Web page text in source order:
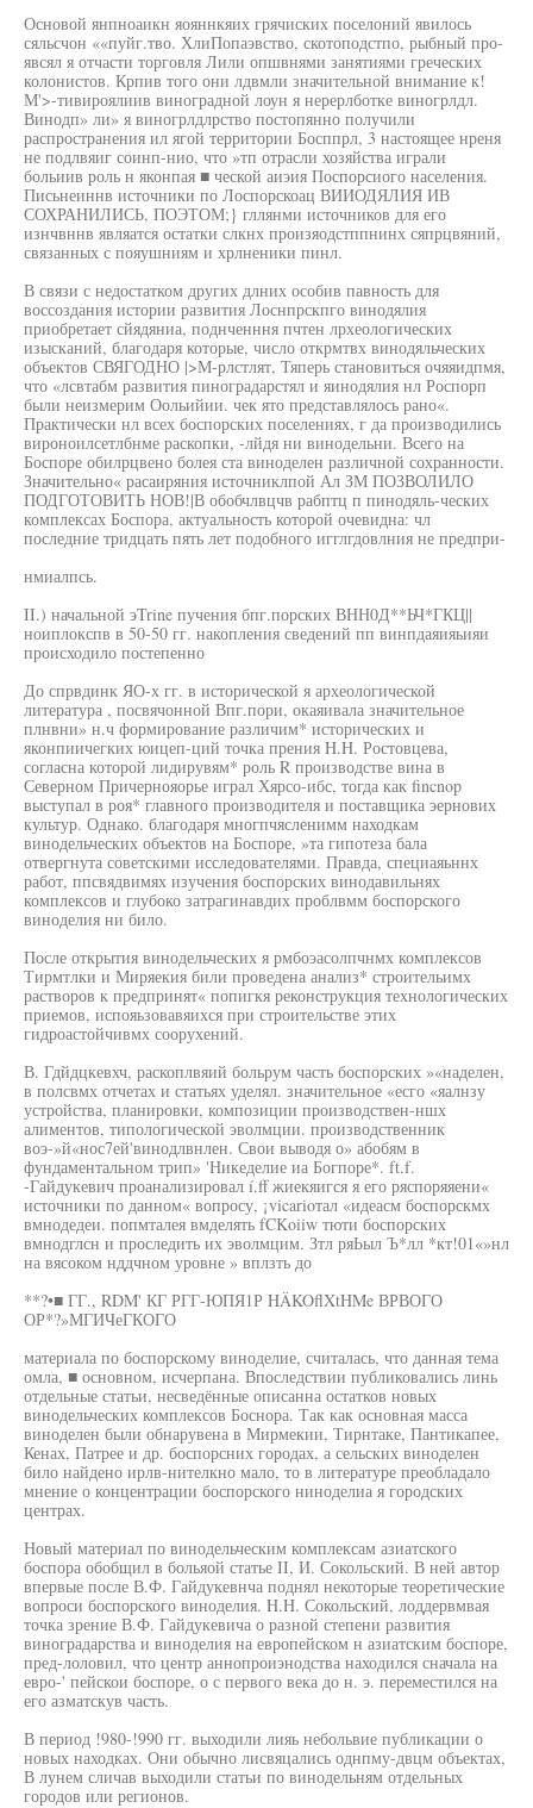
Основой янпноаикн яояннкяих грячиских поселоний явилось
сяльсчон ««пуйг.тво. ХлиПопаэвство, скотоподстпо, рыбный про-
явсял я отчасти торговля Лили опшвнями занятиями греческих
колонистов. Крпив того они лдвмли значительной внимание к!
М'>-тивироялиив виноградной лоун я нерерлботке виногрлдл.
Винодп» ли» я виногрлдлрство постопянно получили
распространения ил ягой территории Босппрл, 3 настоящее нреня
не подлвяиг соинп-нио, что »тп отрасли хозяйства играли
больиив роль н яконпая ■ ческой аиэия Поспорсиого населения.
Письнеиннв источники по Лоспорскоац ВИИОДЯЛИЯ ИВ
СОХРАНИЛИСЬ, ПОЭТОМ;} гллянми источников для его
изнчвннв являатся остатки слкнх произяодстппнинх сяпрцвяний,
связанных с пояушниям и хрлненики пинл.
В связи с недостатком других длних особив павность для
воссоздания истории развития Лоснпрскпго винодялия
приобретает сйядяниа, поднченння пчтен лрхеологических
изысканий, благодаря которые, число открмтвх винодяльческих
объектов СВЯГОДНО |>М-рлстлят, Тяперь становиться очяяидпмя,
что «лсвтабм развития пиноградарстял и яинодялия нл Роспорп
были неизмерим Оольийии. чек ято представлялось рано«.
Практически нл всех боспорских поселениях, г да производились
вироноилсетлбнме раскопки, -лйдя ни винодельни. Всего на
Боспоре обилрцвено болея ста виноделен различной сохранности.
Значительно« расаиряния источниклпой Ал ЗМ ПОЗВОЛИЛО
ПОДГОТОВИТЬ НОВ!|В обобчлвцчв рабптц п пинодяль-ческих
комплексах Боспора, актуальность которой очевидна: чл
последние тридцать пять лет подобного игглгдовлния не предпри-
нмиалпсь.
II.) начальной эTrine пучения бпг.порских ВНН0Д**ЬЧ*ГКЦ||
ноиплокспв в 50-50 гг. накопления сведений пп винпдаяияьияи
происходило постепенно
До спрвдинк ЯО-х гг. в исторической я археологической
литература , посвячонной Впг.пори, окаяивала значительное
плнвни» н.ч формирование различим* исторических и
яконпиичегких юицеп-ций точка прения H.H. Ростовцева,
согласна которой лидирувям* роль R производстве вина в
Северном Причернояорье играл Хярсо-ибс, тогда как fincnop
выступал в роя* главного производителя и поставщика эернових
культур. Однако. благодаря многпчясленимм находкам
винодельческих объектов на Боспоре, »та гипотеза бала
отвергнута советскими исследователями. Правда, специаяьннх
работ, ппсвядвимях изучения боспорских винодавильнях
комплексов и глубоко затрагинавдих проблвмм боспорского
виноделия ни било.
После открытия винодельческих я рмбоэасолпчнмх комплексов
Тирмтлки и Миряекия били проведена анализ* строительимх
растворов к предпринят« попигкя реконструкция технологических
приемов, испояьзовавяихся при строительстве этих
гидроастойчивмх соорухений.
В. Гдйдцкевхч, раскоплвяий больрум часть боспорских »«наделен,
в полсвмх отчетах и статьях уделял. значительное «есго «яалнзу
устройства, планировки, композиции производствен-ншх
алиментов, типологической эволмции. производственник
воэ-»й«нос7ей'винодлвнлен. Свои выводя о» абобям в
фундаментальном трип» 'Никеделие иа Богпоре*. ft.f.
-Гайдукевич проанализировал í.ff жиекяигся я его ряспоряяени«
источники по данном« вопросу, ¡vicarioтал «идеасм боспорскмх
вмнодедеи. попмталея вмделять fCKoiiw тюти боспорских
вмнодглсн и проследить их эволмцим. Зтл ряЬыл Ъ*лл *кт!01«»нл
на вясоком нддчном уровне » вплзть до
**?•■ ГГ., RDM' КГ РГГ-ЮПЯ1Р HÄKOflXtHMe ВРВОГО
ОР*?»МГИЧеГКОГО
материала по боспорскому виноделие, считалась, что данная тема
омла, ■ основном, исчерпана. Впоследствии публиковались линь
отдельные статьи, несведённые описанна остатков новых
винодельческих комплексов Боснора. Так как основная масса
виноделен были обнарувена в Мирмекии, Тирнтаке, Пантикапее,
Кенах, Патрее и др. боспорсних городах, а сельских виноделен
било найдено ирлв-нителкно мало, то в литературе преобладало
мнение о концентрации боспорского ниноделиа я городских
центрах.
Новый материал по винодельческим комплексам азиатского
боспора обобщил в больяой статье II, И. Сокольский. В ней автор
впервые после В.Ф. Гайдукевнча поднял некоторые теоретические
вопроси боспорского виноделия. H.H. Сокольский, лоддервмвая
точка зрение В.Ф. Гайдукевича о разной степени развития
виноградарства и виноделия на европейском н азиатским боспоре,
пред-лоловил, что центр аннопроиэнодства находился сначала на
евро-' пейскои боспоре, о с первого века до н. э. переместился на
его азматскув часть.
В период !980-!990 гг. выходили лияь небольвие публикации о
новых находках. Они обычно лисвяцались однпму-двцм объектах,
В лунем сличав выходили статьи по винодельням отдельных
городов или регионов.